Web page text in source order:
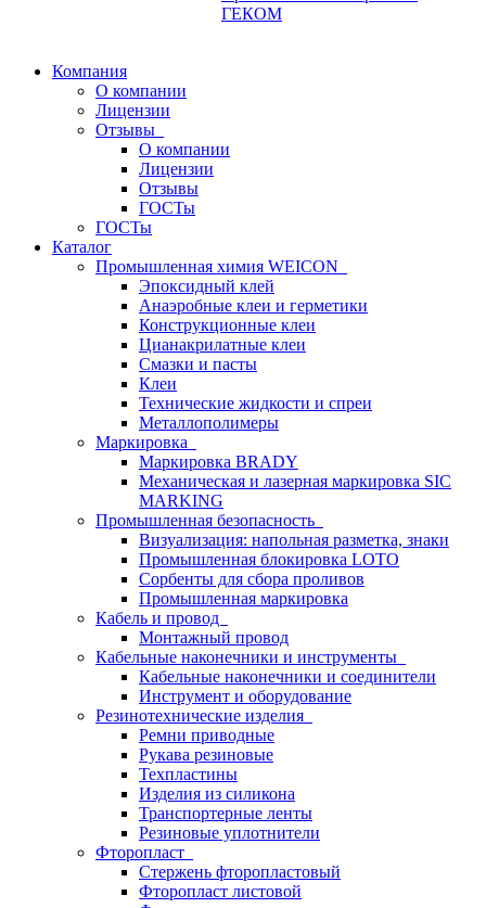
ГЕКОМ
Компания
О компании
Лицензии
Отзывы
О компании
Лицензии
Отзывы
ГОСТы
ГОСТы
Каталог
Промышленная химия WEICON
Эпоксидный клей
Анаэробные клеи и герметики
Конструкционные клеи
Цианакрилатные клеи
Смазки и пасты
Клеи
Технические жидкости и спреи
Металлополимеры
Маркировка
Маркировка BRADY
Механическая и лазерная маркировка SIC
MARKING
Промышленная безопасность
Визуализация: напольная разметка, знаки
Промышленная блокировка LOTO
Сорбенты для сбора проливов
Промышленная маркировка
Кабель и провод
Монтажный провод
Кабельные наконечники и инструменты
Кабельные наконечники и соединители
Инструмент и оборудование
Резинотехнические изделия
Ремни приводные
Рукава резиновые
Техпластины
Изделия из силикона
Транспортерные ленты
Резиновые уплотнители
Фторопласт
Стержень фторопластовый
Фторопласт листовой